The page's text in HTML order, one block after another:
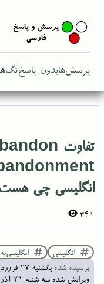
پرسش‌هابدون پاسخ
انگلیسی چی
341
انگلیسی
پرسیده شده یکشنبه ۲۷ فروردین ۱۴۰۲
ویرایش شده سه شنبه ۲۱ آذر ۱۴۰۲